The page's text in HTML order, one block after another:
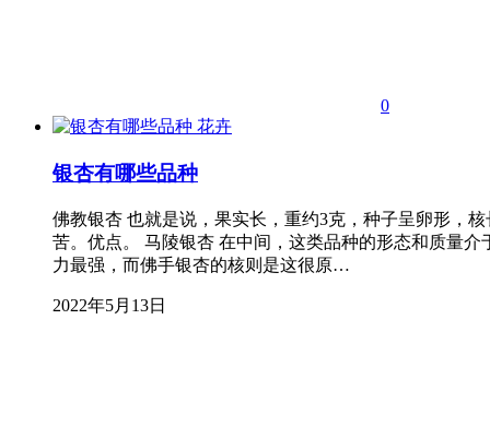
0
花卉
银杏有哪些品种
佛教银杏 也就是说，果实长，重约3克，种子呈卵形，
苦。优点。 马陵银杏 在中间，这类品种的形态和质量
力最强，而佛手银杏的核则是这很原…
2022年5月13日